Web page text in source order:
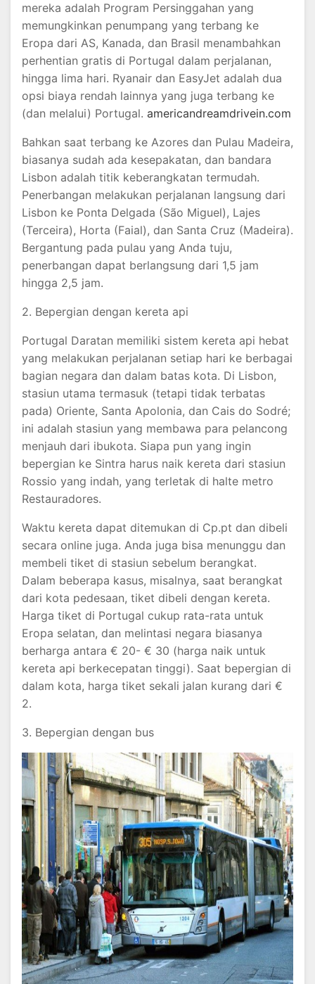
mereka adalah Program Persinggahan yang
memungkinkan penumpang yang terbang ke
Eropa dari AS, Kanada, dan Brasil menambahkan
perhentian gratis di Portugal dalam perjalanan,
hingga lima hari. Ryanair dan EasyJet adalah dua
opsi biaya rendah lainnya yang juga terbang ke
(dan melalui) Portugal. americandreamdrivein.com
Bahkan saat terbang ke Azores dan Pulau Madeira,
biasanya sudah ada kesepakatan, dan bandara
Lisbon adalah titik keberangkatan termudah.
Penerbangan melakukan perjalanan langsung dari
Lisbon ke Ponta Delgada (São Miguel), Lajes
(Terceira), Horta (Faial), dan Santa Cruz (Madeira).
Bergantung pada pulau yang Anda tuju,
penerbangan dapat berlangsung dari 1,5 jam
hingga 2,5 jam.
2. Bepergian dengan kereta api
Portugal Daratan memiliki sistem kereta api hebat
yang melakukan perjalanan setiap hari ke berbagai
bagian negara dan dalam batas kota. Di Lisbon,
stasiun utama termasuk (tetapi tidak terbatas
pada) Oriente, Santa Apolonia, dan Cais do Sodré;
ini adalah stasiun yang membawa para pelancong
menjauh dari ibukota. Siapa pun yang ingin
bepergian ke Sintra harus naik kereta dari stasiun
Rossio yang indah, yang terletak di halte metro
Restauradores.
Waktu kereta dapat ditemukan di Cp.pt dan dibeli
secara online juga. Anda juga bisa menunggu dan
membeli tiket di stasiun sebelum berangkat.
Dalam beberapa kasus, misalnya, saat berangkat
dari kota pedesaan, tiket dibeli dengan kereta.
Harga tiket di Portugal cukup rata-rata untuk
Eropa selatan, dan melintasi negara biasanya
berharga antara € 20- € 30 (harga naik untuk
kereta api berkecepatan tinggi). Saat bepergian di
dalam kota, harga tiket sekali jalan kurang dari €
2.
3. Bepergian dengan bus